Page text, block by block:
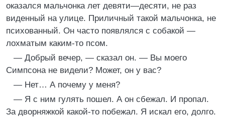
оказался мальчонка лет девяти—десяти, не раз
виденный на улице. Приличный такой мальчонка, не
психованный. Он часто появлялся с собакой —
лохматым каким-то псом.
— Добрый вечер, — сказал он. — Вы моего
Симпсона не видели? Может, он у вас?
— Нет… А почему у меня?
— Я с ним гулять пошел. А он сбежал. И пропал.
За дворняжкой какой-то побежал. Я искал его, долго.